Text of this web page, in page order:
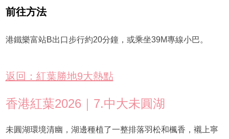
前往方法
港鐵樂富站B出口步行約20分鐘，或乘坐39M專線小巴。
返回：紅葉勝地9大熱點
香港紅葉2026｜7.中大未圓湖
未圓湖環境清幽，湖邊種植了一整排落羽松和楓香，襯上寧